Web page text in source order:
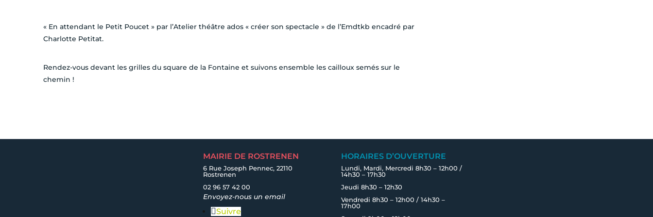
« En attendant le Petit Poucet » par l’Atelier théâtre ados « créer son spectacle » de l’Emdtkb encadré par
Charlotte Petitat.
Rendez-vous devant les grilles du square de la Fontaine et suivons ensemble les cailloux semés sur le
chemin !
MAIRIE DE ROSTRENEN
6 Rue Joseph Pennec, 22110
Rostrenen
02 96 57 42 00
Envoyez-nous un email
Suivre
HORAIRES D’OUVERTURE
Lundi, Mardi, Mercredi 8h30 – 12h00 /
14h30 – 17h30
Jeudi 8h30 – 12h30
Vendredi 8h30 – 12h00 / 14h30 –
17h00